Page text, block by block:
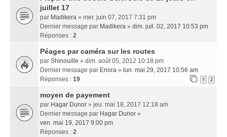
juillet 17
par Madikera » mer. juin 07, 2017 7:31 pm
Dernier message par Madikera » dim. juil. 02, 2017 10:53 pm
Réponses : 2
Péages par caméra sur les routes
par Shinouille » dim. août 05, 2012 10:18 pm
Dernier message par Enora » lun. mai 29, 2017 10:56 am
Réponses : 19 1 2
moyen de payement
par Hagar Dunor » jeu. mai 18, 2017 12:18 am
Dernier message par Hagar Dunor »
ven. mai 19, 2017 9:00 pm
Réponses : 2